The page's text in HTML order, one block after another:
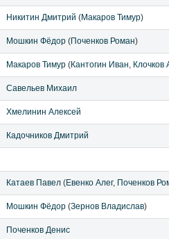
Никитин Дмитрий (Макаров Тимур)
Мошкин Фёдор (Поченков Роман)
Макаров Тимур (Кантогин Иван, Клочков
Савельев Михаил
Хмелинин Алексей
Кадочников Дмитрий
Катаев Павел (Евенко Алег, Поченков
Мошкин Фёдор (Зернов Владислав)
Поченков Денис